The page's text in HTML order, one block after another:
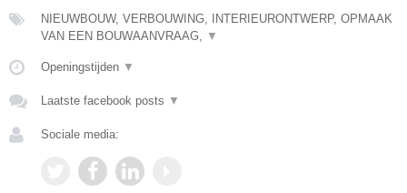
NIEUWBOUW, VERBOUWING, INTERIEURONTWERP, OPMAAK
VAN EEN BOUWAANVRAAG,
▼
Openingstijden ▼
Laatste facebook posts ▼
Sociale media: